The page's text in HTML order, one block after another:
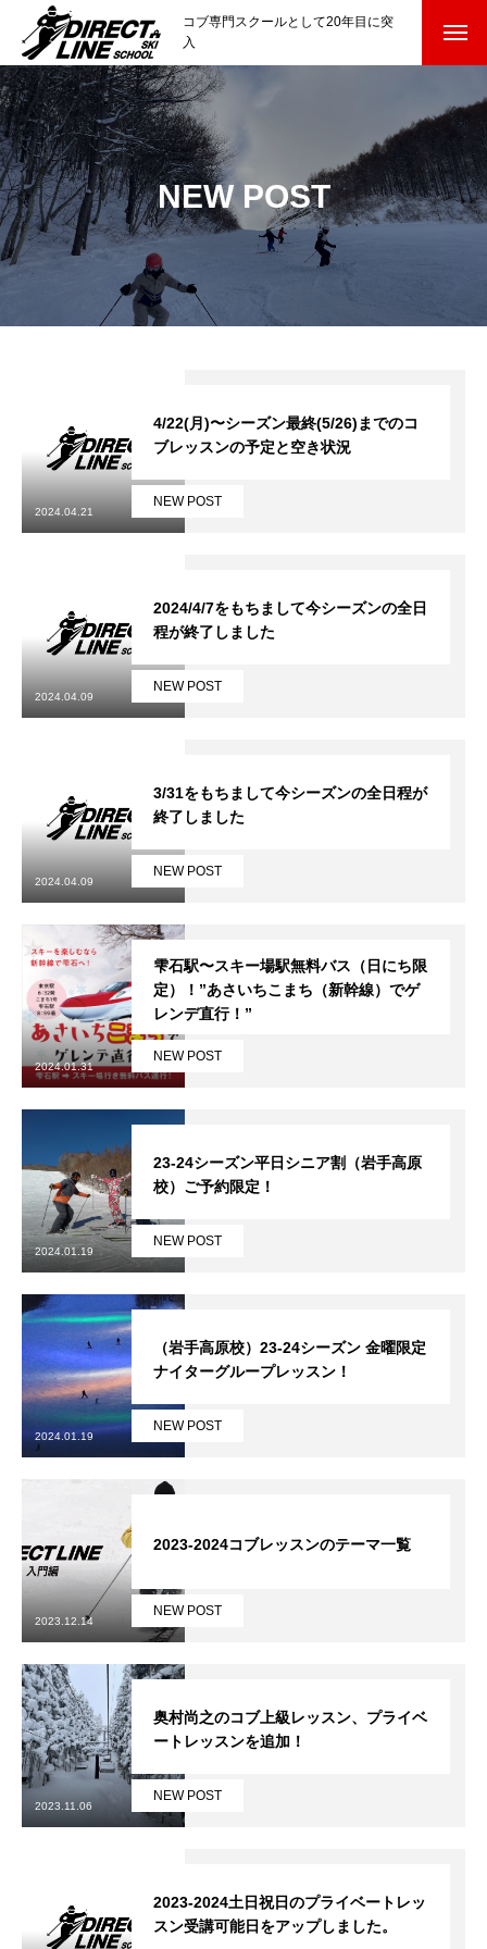
コブ専門スクールとして20年目に突
入
スクールについて知る
コンセプトと開催スキー場
参加までの流れ
レッスン料金
参加費のお支払い
スキー場から選ぶ Ski Area
尾瀬岩鞍
岩手高原
中級1
中級2
特別講座
PV
インストラクター募集
インストラクター一覧
レッスンレポート Report
よくある質問
レッスン内容について
レッスン周辺に関して
お申し込みについて
動画で学ぶ
最新レッスン動画
レッスン動画一覧
コブ斜面の滑り方解説動画
無料プレゼント動画
プレゼント付メルマガ
NEW POST
NEW POST
4/22(月)〜シーズン最終(5/26)までのコ
ブレッスンの予定と空き状況
2024.04.21
NEW POST
2024/4/7をもちまして今シーズンの全日
程が終了しました
2024.04.09
NEW POST
3/31をもちまして今シーズンの全日程が
終了しました
2024.04.09
NEW POST
雫石駅〜スキー場駅無料バス（日にち限
定）！”あさいちこまち（新幹線）でゲ
レンデ直行！”
2024.01.31
NEW POST
23-24シーズン平日シニア割（岩手高原
校）ご予約限定！
2024.01.19
NEW POST
（岩手高原校）23-24シーズン 金曜限定
ナイターグループレッスン！
2024.01.19
NEW POST
2023-2024コブレッスンのテーマ一覧
2023.12.14
NEW POST
奥村尚之のコブ上級レッスン、プライベ
ートレッスンを追加！
2023.11.06
2023-2024土日祝日のプライベートレッ
スン受講可能日をアップしました。